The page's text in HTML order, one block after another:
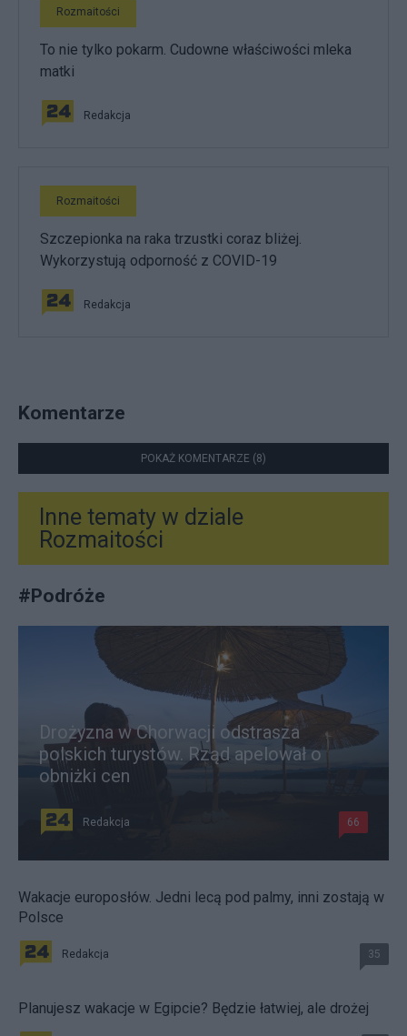
Rozmaitości
To nie tylko pokarm. Cudowne właściwości mleka
matki
Redakcja
Rozmaitości
Szczepionka na raka trzustki coraz bliżej.
Wykorzystują odporność z COVID-19
Redakcja
Komentarze
POKAŻ KOMENTARZE (8)
Inne tematy w dziale
Rozmaitości
#Podróże
Drożyzna w Chorwacji odstrasza
polskich turystów. Rząd apelował o
obniżki cen
Redakcja 66
Wakacje europosłów. Jedni lecą pod palmy, inni zostają w
Polsce
Redakcja 35
Planujesz wakacje w Egipcie? Będzie łatwiej, ale drożej